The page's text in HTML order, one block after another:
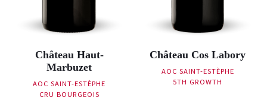
Château Haut-
Marbuzet
AOC SAINT-ESTÈPHE
CRU BOURGEOIS
Château Cos Labory
AOC SAINT-ESTÈPHE
5TH GROWTH